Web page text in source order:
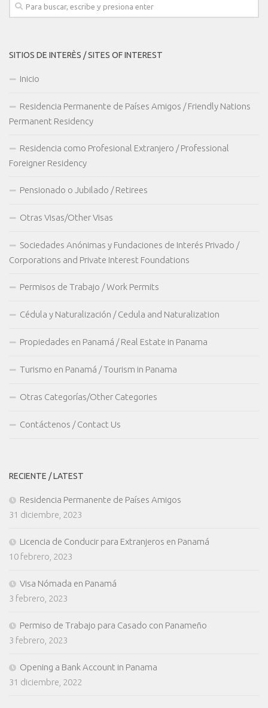
SITIOS DE INTERÈS / SITES OF INTEREST
Inicio
Residencia Permanente de Países Amigos / Friendly Nations
Permanent Residency
Residencia como Profesional Extranjero / Professional
Foreigner Residency
Pensionado o Jubilado / Retirees
Otras Visas/Other Visas
Sociedades Anónimas y Fundaciones de Interés Privado /
Corporations and Private Interest Foundations
Permisos de Trabajo / Work Permits
Cédula y Naturalización / Cedula and Naturalization
Propiedades en Panamá / Real Estate in Panama
Turismo en Panamá / Tourism in Panama
Otras Categorías/Other Categories
Contáctenos / Contact Us
RECIENTE / LATEST
Residencia Permanente de Países Amigos
31 diciembre, 2023
Licencia de Conducir para Extranjeros en Panamá
10 febrero, 2023
Visa Nómada en Panamá
3 febrero, 2023
Permiso de Trabajo para Casado con Panameño
3 febrero, 2023
Opening a Bank Account in Panama
31 diciembre, 2022